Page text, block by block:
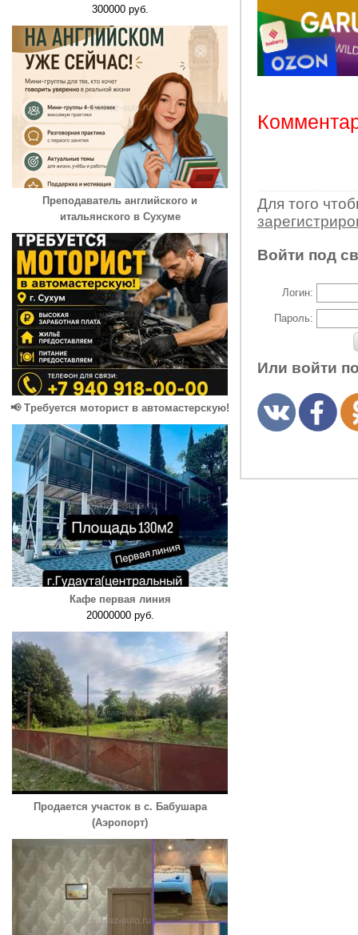
300000 руб.
Преподаватель английского и
итальянского в Сухуме
📢 Требуется моторист в автомастерскую!
Кафе первая линия
20000000 руб.
Продается участок в с. Бабушара
(Аэропорт)
Для того
Войти под
Логин:
Пароль:
Или войти